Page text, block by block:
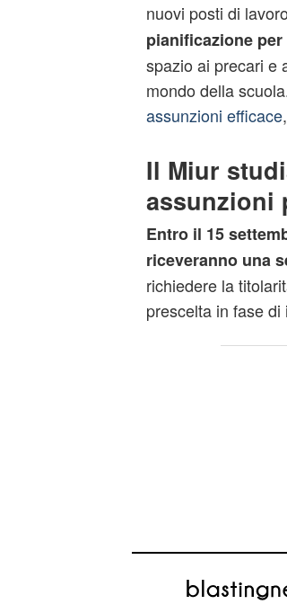
nuovi posti di
pianificazione
spazio ai precari e
mondo della
assunzioni efficace
Il Miur
assunzioni
Entro il 15
riceveranno una
richiedere la
prescelta in fase